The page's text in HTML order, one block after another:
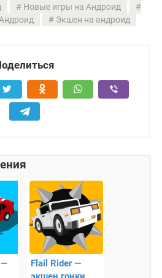
Новые игры на Андроид
Экшен на андроид
—
Flail Rider —